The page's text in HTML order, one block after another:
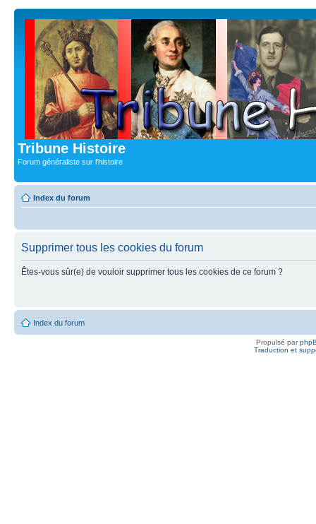
Tribune Histoire
Forum généraliste sur l'histoire
Index du forum
Supprimer tous les cookies du forum
Êtes-vous sûr(e) de vouloir supprimer tous les cookies de ce forum ?
Index du forum
Propulsé par
Traduction et